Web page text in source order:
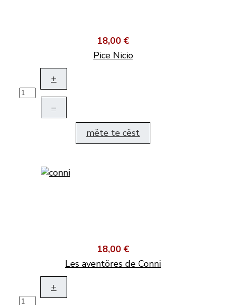
18,00 €
Pice Nicio
+
–
mëte te cëst
18,00 €
Les aventöres de Conni
+